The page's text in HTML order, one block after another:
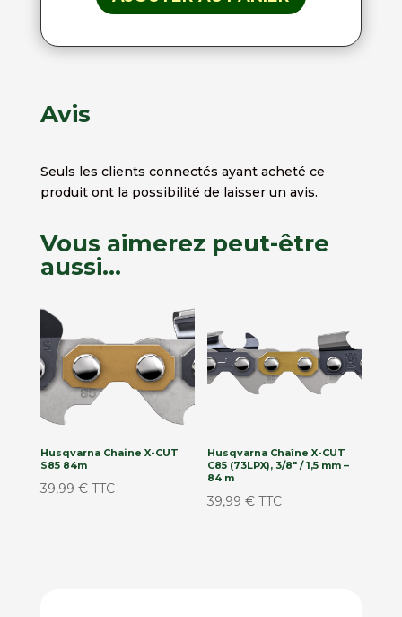
Avis
Seuls les clients connectés ayant acheté ce
produit ont la possibilité de laisser un avis.
Vous aimerez peut-être
aussi…
Husqvarna Chaine X-CUT
S85 84m
39,99 € TTC
Husqvarna Chaîne X-CUT
C85 (73LPX), 3/8″ / 1,5 mm –
84 m
39,99€ TTC